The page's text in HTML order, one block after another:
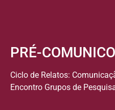
PRÉ-
Ciclo de Relatos:
Encontro Grupos de